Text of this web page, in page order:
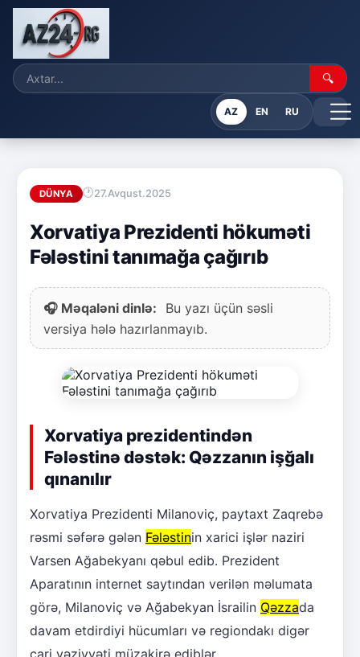
🔍
AZ EN RU
DÜNYA 27.Avqust.2025
Xorvatiya Prezidenti hökuməti
Fələstini tanımağa çağırıb
🎧 Məqaləni dinlə:
Bu yazı üçün səsli
versiya hələ hazırlanmayıb.
Xorvatiya prezidentindən
Fələstinə dəstək: Qəzzanın işğalı
qınanılır
Xorvatiya Prezidenti Milanoviç, paytaxt Zaqrebə
rəsmi səfərə gələn Fələstinin xarici işlər naziri
Varsen Ağabekyanı qəbul edib. Prezident
Aparatının internet saytından verilən məlumata
görə, Milanoviç və Ağabekyan İsrailin Qəzzada
davam etdirdiyi hücumları və regiondakı digər
cari vəziyyəti müzakirə ediblər.